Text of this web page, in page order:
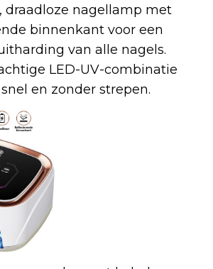
draadloze nagellamp met
binnenkant voor een
van alle nagels.
LED-UV-combinatie
en zonder strepen.